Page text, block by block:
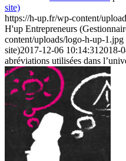
site)
https://h-up.fr/wp-content/
H'up Entrepreneurs
content/uploads/logo-h-up-1.jpg
site)2017-12-06 10:14:31 2018-
abréviations utilisées dans